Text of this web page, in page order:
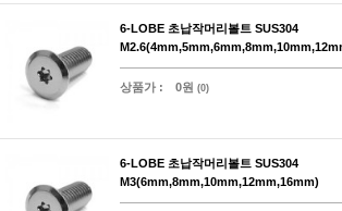
6-LOBE 초납작머리볼트 SUS304
상품가 : 0원 (0)
6-LOBE 초납작머리볼트 SUS304
M3(6mm,8mm,10mm,12mm,16mm)